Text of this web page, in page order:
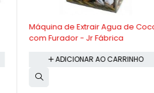
-9%
Máquina de Extrair Agua de
com Furador - Jr Fábrica
ADICIONAR AO CARRINHO